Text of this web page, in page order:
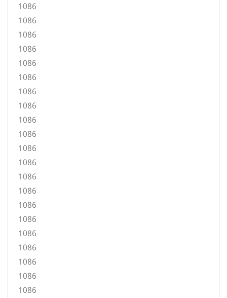
1086
1086
1086
1086
1086
1086
1086
1086
1086
1086
1086
1086
1086
1086
1086
1086
1086
1086
1086
1086
1086